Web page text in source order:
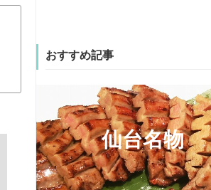
おすすめ記事
仙台名物